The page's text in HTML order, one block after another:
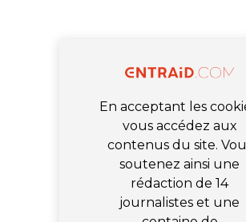
En acceptant les
vous accédez aux
contenus du site.
soutenez ainsi une
rédaction de 14
journalistes et une